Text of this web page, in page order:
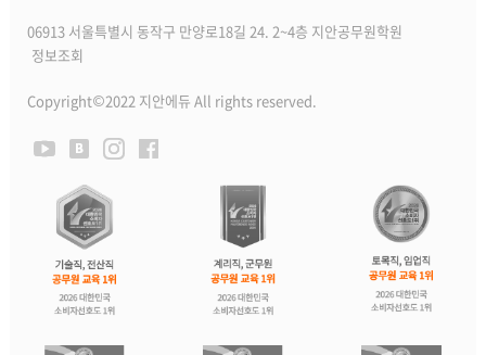
06913 서울특별시 동작구 만양로18길 24. 2~4층 지안공무원학원
정보조회
Copyright©2022 지안에듀 All rights reserved.